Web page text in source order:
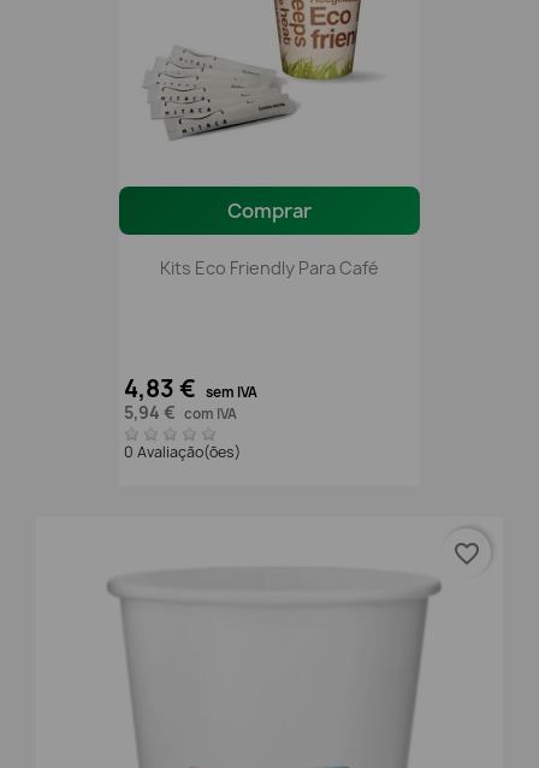
Comprar
Kits Eco Friendly Para Café
4,83 € sem IVA
5,94 € com IVA
0 Avaliação(ões)
favorite_border